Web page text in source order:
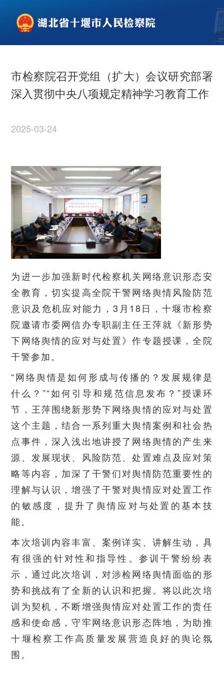
市检察院召开党组（扩大）会议研究部署
深入贯彻中央八项规定精神学习教育工作
2025-03-24
为进一步加强新时代检察机关网络意识形态安
全教育，切实提高全院干警网络舆情风险防范
意识及危机应对能力，3月18日，十堰市检察
院邀请市委网信办专职副主任王萍就《新形势
下网络舆情的应对与处置》作专题授课，全院
干警参加。
“网络舆情是如何形成与传播的？发展规律是
什么？”“如何引导和规范信息发布？”授课环
节，王萍围绕新形势下网络舆情的应对与处置
这个主题，结合一系列重大舆情案例和社会热
点事件，深入浅出地讲授了网络舆情的产生来
源、发展现状、风险防范、处置难点及应对策
略等内容，加深了干警们对舆情防范重要性的
理解与认识，增强了干警对舆情应对处置工作
的敏感度，提升了舆情应对与处置的基本技
能。
本次培训内容丰富、案例详实、讲解生动，具
有很强的针对性和指导性。参训干警纷纷表
示，通过此次培训，对涉检网络舆情面临的形
势和挑战有了全新的认识和把握。将以此次培
训为契机，不断增强舆情应对处置工作的责任
感和使命感，守牢网络意识形态阵地，为助推
十堰检察工作高质量发展营造良好的舆论氛
围。